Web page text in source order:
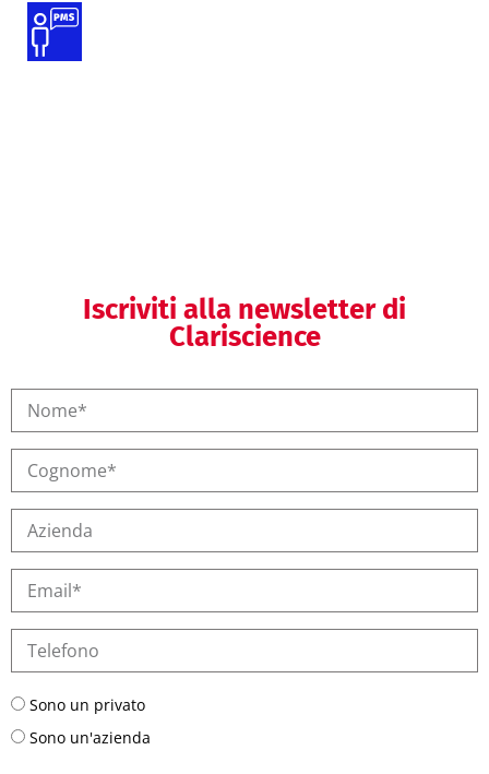
Iscriviti alla newsletter di
Clariscience
Sono un privato
Sono un'azienda